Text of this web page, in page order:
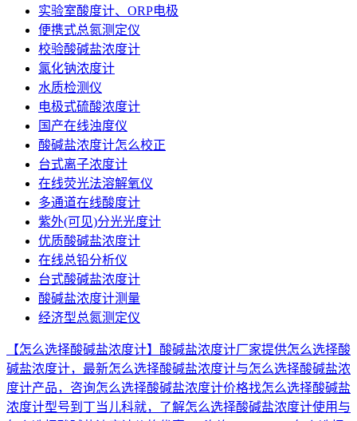
实验室酸度计、ORP电极
便携式总氮测定仪
校验酸碱盐浓度计
氯化钠浓度计
水质检测仪
电极式硫酸浓度计
国产在线浊度仪
酸碱盐浓度计怎么校正
台式离子浓度计
在线荧光法溶解氧仪
多通道在线酸度计
紫外(可见)分光光度计
优质酸碱盐浓度计
在线总铅分析仪
台式酸碱盐浓度计
酸碱盐浓度计测量
经济型总氮测定仪
【怎么选择酸碱盐浓度计】酸碱盐浓度计厂家提供怎么选择酸
碱盐浓度计，最新怎么选择酸碱盐浓度计与怎么选择酸碱盐浓
度计产品，咨询怎么选择酸碱盐浓度计价格找怎么选择酸碱盐
浓度计型号到丁当儿科就，了解怎么选择酸碱盐浓度计使用与